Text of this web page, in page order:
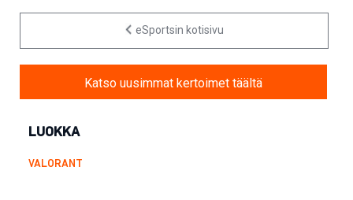
eSportsin kotisivu
Katso uusimmat kertoimet täältä
LUOKKA
VALORANT